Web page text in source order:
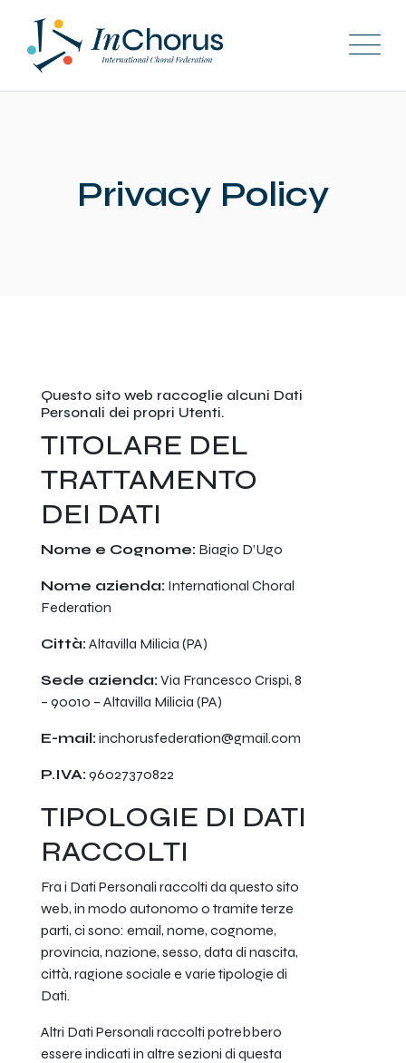
content
Privacy Policy
Questo sito web raccoglie alcuni Dati
Personali dei propri Utenti.
TITOLARE DEL
TRATTAMENTO
DEI DATI
Nome e Cognome: Biagio D’Ugo
Nome azienda: International Choral
Federation
Città:Altavilla Milicia (PA)
Sede azienda:Via Francesco Crispi, 8
– 90010 – Altavilla Milicia (PA)
E-mail:inchorusfederation@gmail.com
P.IVA:96027370822
TIPOLOGIE DI DATI
RACCOLTI
Fra i Dati Personali raccolti da questo sito
web, in modo autonomo o tramite terze
parti, ci sono: email, nome, cognome,
provincia, nazione, sesso, data di nascita,
città, ragione sociale e varie tipologie di
Dati.
Altri Dati Personali raccolti potrebbero
essere indicati in altre sezioni di questa